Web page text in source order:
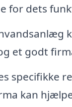
for dets
et godt
specifikke
kan